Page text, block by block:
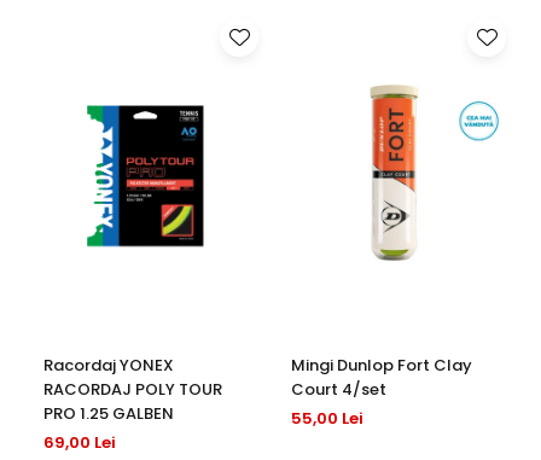
Racordaj YONEX
RACORDAJ POLY TOUR
PRO 1.25 GALBEN
69,00 Lei
Mingi Dunlop Fort Clay
Court 4/set
55,00 Lei